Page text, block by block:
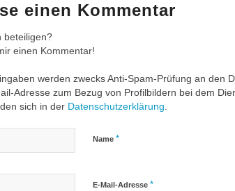
einen Kommentar
beteiligen?
einen Kommentar!
werden zwecks Anti-Spam-Prüfung an den
Adresse zum Bezug von Profilbildern bei dem
sich in der Datenschutzerklärung.
Name *
E-Mail-Adresse *